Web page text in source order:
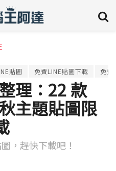
貼圖 免費LINE貼圖下載 免費
理：22 款
主題貼圖限
，趕快下載吧！